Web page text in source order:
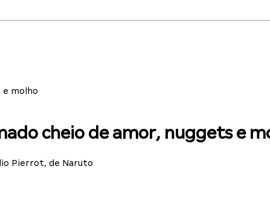
e molho
cheio de amor, nuggets e
Pierrot, de Naruto